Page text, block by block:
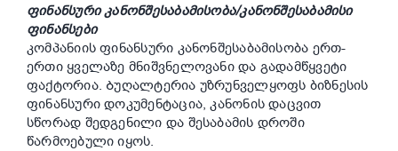
ფინანსური კანონშესაბამისობა/კანონშესაბამისი
ფინანსები
კომპანიის ფინანსური კანონშესაბამისობა ერთ-
ერთი ყველაზე მნიშვნელოვანი და გადამწყვეტი
ფაქტორია. Ბუღალტერია უზრუნველყოფს ბიზნესის
ფინანსური დოკუმენტაცია, კანონის დაცვით
სწორად შედგენილი და შესაბამის დროში
წარმოებული იყოს.